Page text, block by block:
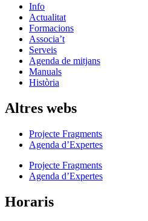
Info
Actualitat
Formacions
Associa’t
Serveis
Agenda de mitjans
Manuals
Història
Altres webs
Projecte Fragments
Agenda d’Expertes
Projecte Fragments
Agenda d’Expertes
Horaris